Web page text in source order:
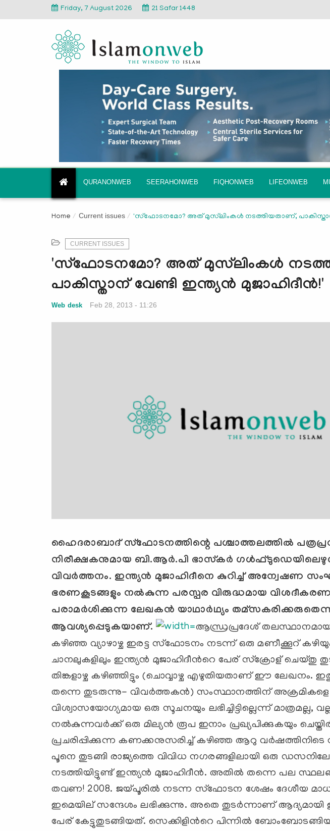
Friday, 7 August 2026 21 Safar 1448
QURANONWEB SEERAHONWEB FIQHONWEB LIFEONWEB
Home Current issues 'സ്ഫോടനമോ? അത് മുസ്‌ലിംകള്‍ നടത്തിയതാണ്, പാകിസ്താന്
CURRENT ISSUES
'സ്ഫോടനമോ? അത് മുസ്‌ലിംകള്‍
പാകിസ്താന് വേണ്ടി ഇന്ത്യന്‍ മുജാഹിദീന്‍!'
Web desk Feb 28, 2013 - 11:26
ഹൈദരാബാദ് സ്ഫോടനത്തിന്റെ പശ്ചാത്തലത്തില്‍
നിരീക്ഷകനുമായ ബി.ആര്‍.പി ഭാസ്കര്‍
വിവര്‍ത്തനം. ഇന്ത്യന്‍ മുജാഹിദീനെ കുറിച്ച് അന്വേഷണ
ഭരണകൂടങ്ങളും നല്‍കുന്ന പരസ്പര വിരുദ്ധമായ
പരാമര്‍ശിക്കുന്ന ലേഖകന്‍ യാഥാര്‍ഥ്യം
ആവശ്യപ്പെടുകയാണ്.
ആന്ധ്രപ്രദേശ്
കഴിഞ്ഞ വ്യാഴാഴ്ച ഇരട്ട സ്ഫോടനം നടന്ന് ഒരു മണീക്കൂറ്
ചാനലുകളിലും ഇന്ത്യന്‍ മുജാഹിദീന്‍റെ പേര് സ്ക്രോള് ‍ചെയ്തു
തിങ്കളാഴ്ച കഴിഞ്ഞിട്ടും (ചൊവ്വാഴ്ച എഴുതിയതാണ് ഈ
തന്നെ തുടരുന്നു- വിവര്‍ത്തകന്‍) സംസ്ഥാനത്തിന് അക്രമികളെ
വിശ്വാസയോഗ്യമായ ഒരു സൂചനയും ലഭിച്ചിട്ടില്ലെന്ന് മാത്രമല്ല,
നല്‍കുന്നവര്‍ക്ക് ഒരു മില്യന്‍ രൂപ ഇനാം പ്രഖ്യപിക്കുകയും
പ്രചരിപ്പിക്കുന്ന കണക്കനുസരിച്ച് കഴിഞ്ഞ ആറു
പൂനെ തുടങ്ങി രാജ്യത്തെ വിവിധ നഗരങ്ങളിലായി ഒരു
നടത്തിയിട്ടുണ്ട് ഇന്ത്യന്‍ മുജാഹിദീന്‍. അതില്‍ തന്നെ പല
തവണ! 2008. ജയ്പൂരില്‍ നടന്ന സ്ഫോടന ശേഷം ദേശീയ
ഇമെയില് ‍സന്ദേശം ലഭിക്കുന്നു. അതെ തുടര്‍ന്നാണ്
പേര് കേട്ടുതുടങ്ങിയത്. സെക്കിളിന്‍റെ പിന്നില്‍